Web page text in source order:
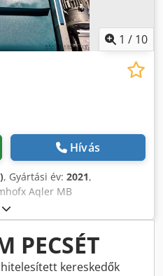
1 / 10
Hívás
, Gyártási év: 2021,
Aqler MB
es év L. 2,0 méter B. 0,50
PECSÉT
kereskedők